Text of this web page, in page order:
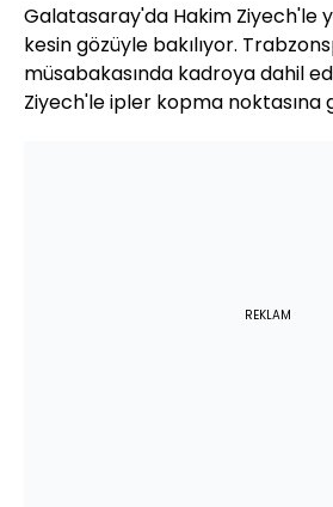
Galatasaray'da Hakim Ziyech'le
kesin gözüyle bakılıyor.
müsabakasında kadroya dahil
Ziyech'le ipler kopma noktasına
REKLAM